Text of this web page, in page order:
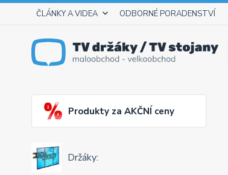
ČLÁNKY A VIDEA ODBORNÉ PORADENSTVÍ
Produkty za AKČNÍ ceny
Držáky: